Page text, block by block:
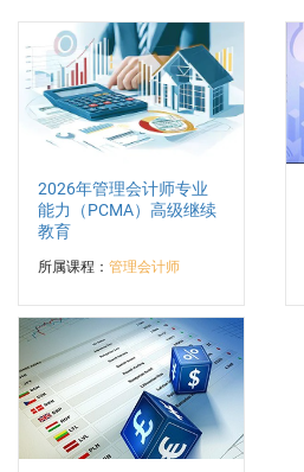
2026年管理会计师专业
能力（PCMA）高级继续
教育
所属课程：管理会计师